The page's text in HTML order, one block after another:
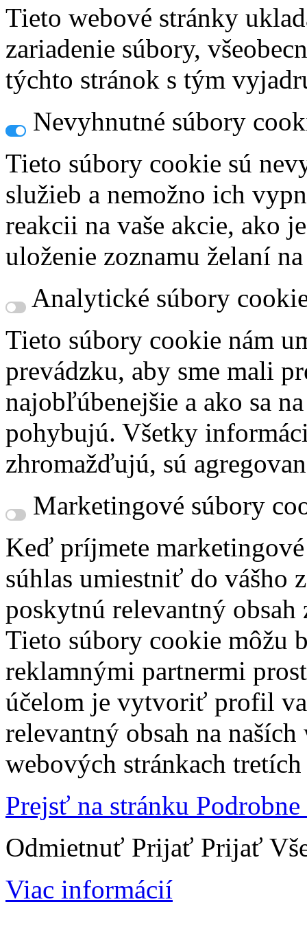
Tieto webové stránky
zariadenie súbory,
týchto stránok s tým
Nevyhnutné súbory
Tieto súbory cookie sú
služieb a nemožno ich
reakcii na vaše akcie, ako
uloženie zoznamu želaní
Analytické súbory
Tieto súbory cookie nám
prevádzku, aby sme mali
najobľúbenejšie a ako sa
pohybujú. Všetky
zhromažďujú, sú
Marketingové súbory
Keď príjmete
súhlas umiestniť do vášho
poskytnú relevantný
Tieto súbory cookie môžu
reklamnými partnermi
účelom je vytvoriť profil
relevantný obsah na
webových stránkach tretích
Prejsť na stránku
Odmietnuť Prijať Prijať
Viac informácií